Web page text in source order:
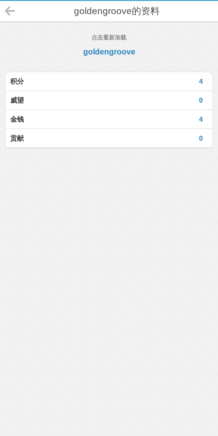
goldengroove的资料
点击重新加载
goldengroove
4
积分
0
威望
4
金钱
0
贡献